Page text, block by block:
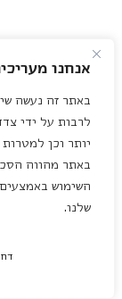
אנחנו
לרבות על ידי
יותר וכן
באתר מהווה
השימוש
שלנו.